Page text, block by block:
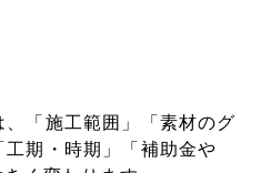
、「施工範囲」「素材のグ
期・時期」「補助金や